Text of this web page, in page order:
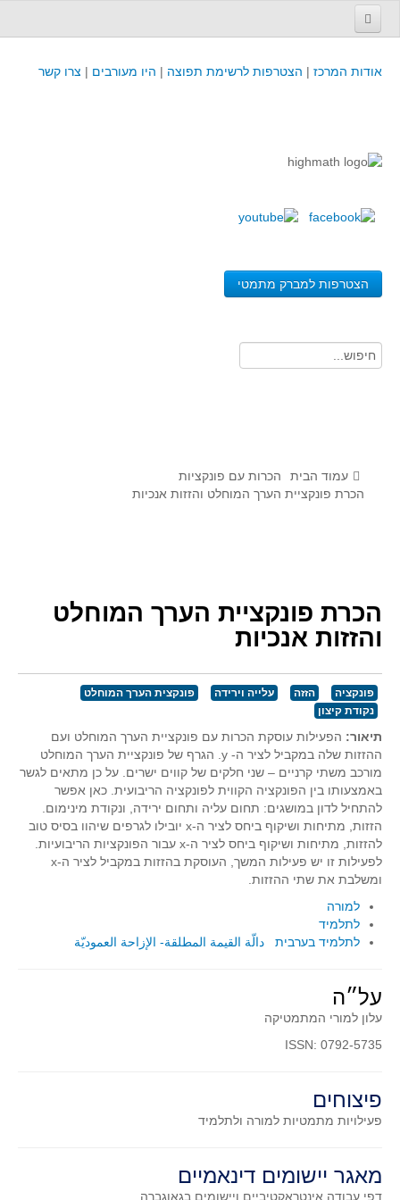
אודות המרכז | הצטרפות לרשימת תפוצה | היו מעורבים | צרו קשר
הצטרפות למברק מתמטי
קורסים והשתלמויות של מרכז המורים - כולל תוצרים
קורסים, כנסים והשתלמויות בארץ - מידע לשנה זו
משאבי הוראה ולמידה
לומדים בחט"ע
בית ספר יסודי
תוצרים מימי עיון וסדנאות - "קשר חם"
מדורי המרכז
יישומים דינאמיים
פיצוחים
אלגברה
פונקציות
חדו"א
סדרות
בעיות מילוליות
עולם המספרים
הסתברות
פונקציות וחדו"א
פונקצית הישר
פונקציה ריבועית
פונקציה רציונאלית
נגזרות ואינטגרלים
עמוד הבית
הכרות עם פונקציות
הכרת פונקציית הערך המוחלט והזזות אנכיות
הכרת פונקציית הערך המוחלט
והזזות אנכיות
פונקציה הזזה עלייה וירידה
פונקצית הערך המוחלט
נקודת קיצון
תיאור: הפעילות עוסקת הכרות עם פונקציית הערך המוחלט ועם
ההזזות שלה במקביל לציר ה- y . הגרף של פונקציית הערך המוחלט
מורכב משתי קרניים – שני חלקים של קווים ישרים. על כן מתאים לגשר
באמצעותו בין הפונקציה הקווית לפונקציה הריבועית. כאן אפשר
להתחיל לדון במושגים: תחום עליה ותחום ירידה, ונקודת מינימום.
הזזות, מתיחות ושיקוף ביחס לציר ה-x יובילו לגרפים שיהוו בסיס טוב
להזזות, מתיחות ושיקוף ביחס לציר ה-x עבור הפונקציות הריבועיות.
לפעילות זו יש פעילות המשך, העוסקת בהזזות במקביל לציר ה-x
ומשלבת את שתי ההזזות.
למורה
לתלמיד
לתלמיד בערבית دالّة القيمة المطلقة- الإزاحة العموديّة
על״ה
עלון למורי המתמטיקה
ISSN: 0792-5735
פיצוחים
פעילויות מתמטיות למורה ולתלמיד
מאגר יישומים דינאמיים
דפי עבודה אינטראקטיביים ויישומים בגאוגברה